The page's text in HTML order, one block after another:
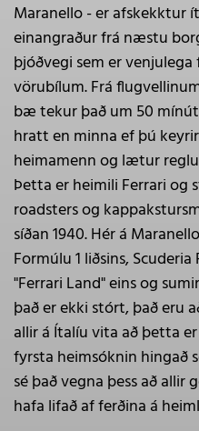
Maranello - er afskekktur
einangraður frá næstu
þjóðvegi sem er
vörubílum. Frá
bæ tekur það um 50
hratt en minna ef þú
heimamenn og lætur
Þetta er heimili Ferrari og
roadsters og
síðan 1940. Hér á
Formúlu 1 liðsins,
"Ferrari Land" eins og
það er ekki stórt, það eru
allir á Ítalíu vita að þetta
fyrsta heimsóknin hingað
sé það vegna þess að
hafa lifað af ferðina á